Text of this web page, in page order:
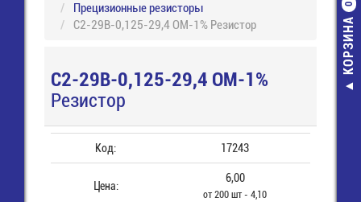
КОРЗИНА
0
Прецизионные резисторы
С2-29В-0,125-29,4 ОМ-1% Резистор
С2-29В-0,125-29,4 ОМ-1%
Резистор
Код: 17243
Цена:
6,00
от 200 шт - 4,10